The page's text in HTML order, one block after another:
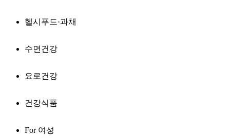
헬시푸드·과채
수면건강
요로건강
건강식품
For 여성